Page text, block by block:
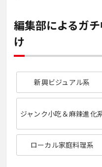
編集部によるガ
け
新興ビジュアル系
ジャンク小吃＆麻辣進化
ローカル家庭料理系